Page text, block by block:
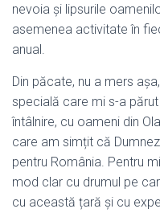
nevoia și lipsurile
asemenea activitate în
anual.
Din păcate, nu a mers
specială care mi s-a
întâlnire, cu oameni din
care am simțit că
pentru România. Pentru
mod clar cu drumul pe
cu această țară și cu